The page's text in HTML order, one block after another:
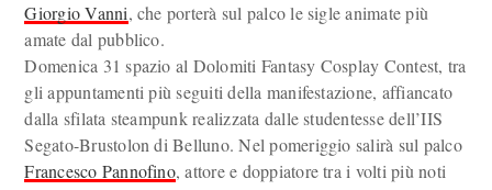
Giorgio Vanni, che porterà sul palco le sigle animate più
amate dal pubblico.
Domenica 31 spazio al Dolomiti Fantasy Cosplay Contest, tra
gli appuntamenti più seguiti della manifestazione, affiancato
dalla sfilata steampunk realizzata dalle studentesse dell’IIS
Segato-Brustolon di Belluno. Nel pomeriggio salirà sul palco
Francesco Pannofino, attore e doppiatore tra i volti più noti